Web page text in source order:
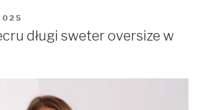
długi sweter oversize w